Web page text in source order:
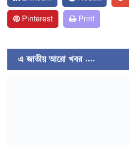
Pinterest
Print
এ জাতীয় আরো খবর ....